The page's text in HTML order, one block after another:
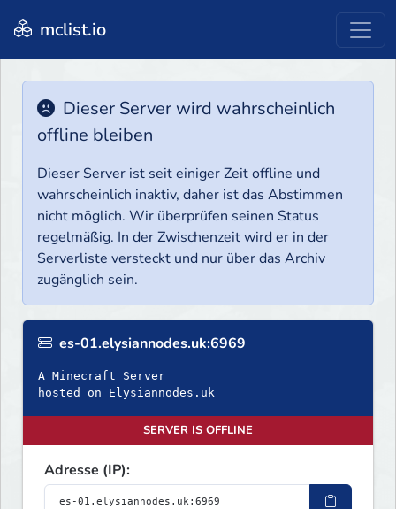
mclist.io
Dieser Server wird wahrscheinlich
offline bleiben
Dieser Server ist seit einiger Zeit offline und
wahrscheinlich inaktiv, daher ist das Abstimmen
nicht möglich. Wir überprüfen seinen Status
regelmäßig. In der Zwischenzeit wird er in der
Serverliste versteckt und nur über das Archiv
zugänglich sein.
es-01.elysiannodes.uk:6969
A Minecraft Server
hosted on Elysiannodes.uk
SERVER IS OFFLINE
Adresse (IP):